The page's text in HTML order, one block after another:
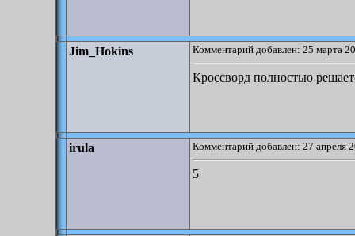
Jim_Hokins Комментарий добавлен: 25 марта
Кроссворд полностью
irula Комментарий добавлен: 27 апреля
5